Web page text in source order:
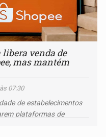
libera venda de
mas mantém
07:30
de estabelecimentos
plataformas de